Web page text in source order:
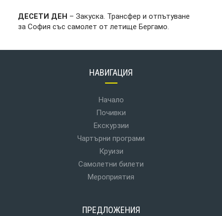
ДЕСЕТИ ДЕН – Закуска. Трансфер и отпътуване
за София със самолет от летище Бергамо.
НАВИГАЦИЯ
Начало
Почивки
Екскурзии
Чартърни програми
Круизи
Самолетни билети
Мероприятия
ПРЕДЛОЖЕНИЯ